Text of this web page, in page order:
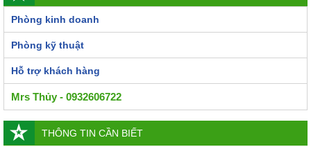
Phòng kinh doanh
Phòng kỹ thuật
Hỗ trợ khách hàng
Mrs Thủy - 0932606722
THÔNG TIN CẦN BIẾT